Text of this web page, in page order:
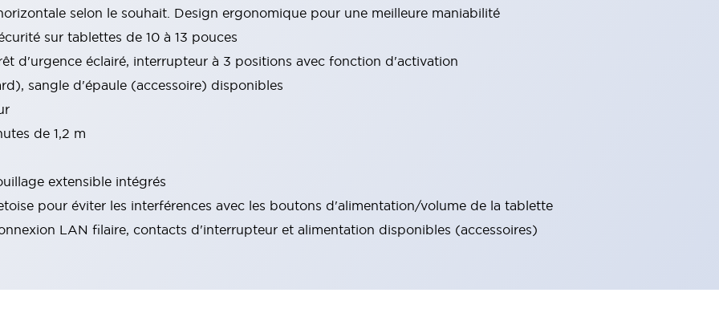
selon le souhait. Design ergonomique pour une meilleure maniabilité
sur tablettes de 10 à 13 pouces
d'urgence éclairé, interrupteur à 3 positions avec fonction d'activation
sangle d'épaule (accessoire) disponibles
de 1,2 m
extensible intégrés
pour éviter les interférences avec les boutons d'alimentation/volume de la tablette
LAN filaire, contacts d'interrupteur et alimentation disponibles (accessoires)